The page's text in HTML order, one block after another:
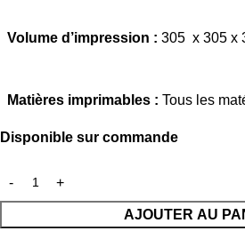
Volume d’impression : 305 x 305 x
Matières imprimables : Tous les
Disponible sur commande
AJOUTER AU